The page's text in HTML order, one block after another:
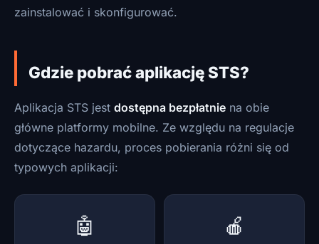
zainstalować i skonfigurować.
Gdzie pobrać aplikację STS?
Aplikacja STS jest dostępna bezpłatnie na obie
główne platformy mobilne. Ze względu na regulacje
dotyczące hazardu, proces pobierania różni się od
typowych aplikacji:
🤖 🍎